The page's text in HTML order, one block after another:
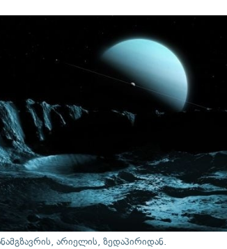
არიელის, ზედაპირიდან.